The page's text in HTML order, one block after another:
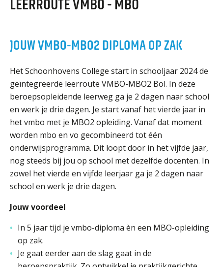
ORGANISATIE
Missie en visie
Organisatie
Klachten en integriteit
GROEP 8
Kennismaking / Open dagen
Schoolgids
Begeleiding
Profielen vmbo
Onderwijs op vmbo-tl, havo, vwo en tweetalig vwo
Projectklassen vmbo-tl, havo, vwo en tweetalig
Welke opleidingen bieden we aan?
Taal en rekenen
Dyslexie
JOUW VMBO-MBO2 DIPLOMA OP ZAK
Het Schoonhovens College start in schooljaar 2024 de
geïntegreerde leerroute VMBO-MBO2 Bol. In deze
beroepsopleidende leerweg ga je 2 dagen naar school
en werk je drie dagen. Je start vanaf het vierde jaar in
het vmbo met je MBO2 opleiding. Vanaf dat moment
worden mbo en vo gecombineerd tot één
onderwijsprogramma. Dit loopt door in het vijfde jaar,
nog steeds bij jou op school met dezelfde docenten. In
zowel het vierde en vijfde leerjaar ga je 2 dagen naar
school en werk je drie dagen.
Jouw voordeel
In 5 jaar tijd je vmbo-diploma èn een MBO-opleiding
op zak.
Je gaat eerder aan de slag gaat in de